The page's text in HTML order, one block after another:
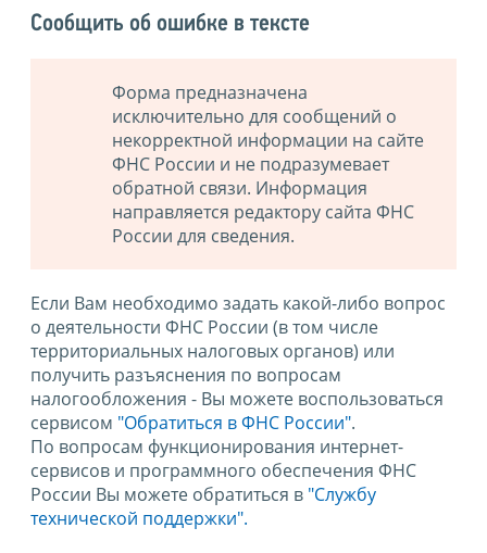
Сообщить об ошибке в тексте
Форма предназначена
исключительно для сообщений о
некорректной информации на сайте
ФНС России и не подразумевает
обратной связи. Информация
направляется редактору сайта ФНС
России для сведения.
Если Вам необходимо задать какой-либо вопрос
о деятельности ФНС России (в том числе
территориальных налоговых органов) или
получить разъяснения по вопросам
налогообложения - Вы можете воспользоваться
сервисом "Обратиться в ФНС России".
По вопросам функционирования интернет-
сервисов и программного обеспечения ФНС
России Вы можете обратиться в "Службу
технической поддержки".